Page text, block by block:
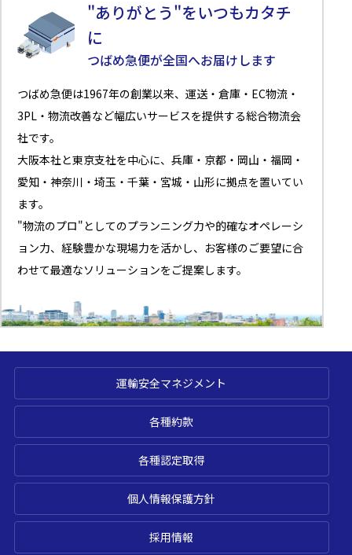
"ありがとう"をいつもカタチ
に
つばめ急便が全国へお届けします
つばめ急便は1967年の創業以来、運送・倉庫・EC物流・
3PL・物流改善など幅広いサービスを提供する総合物流会
社です。
大阪本社と東京支社を中心に、兵庫・京都・岡山・福岡・
愛知・神奈川・埼玉・千葉・宮城・山形に拠点を置いてい
ます。
"物流のプロ"としてのプランニング力や的確なオペレーシ
ョン力、経験豊かな現場力を活かし、お客様のご要望に合
わせて最適なソリューションをご提案します。
運輸安全マネジメント
各種約款
各種認定取得
個人情報保護方針
採用情報